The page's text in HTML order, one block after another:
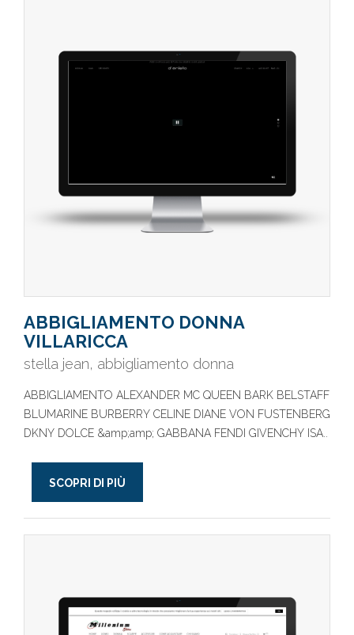
ABBIGLIAMENTO DONNA
VILLARICCA
stella jean, abbigliamento donna
ABBIGLIAMENTO ALEXANDER MC QUEEN BARK BELSTAFF
BLUMARINE BURBERRY CELINE DIANE VON FUSTENBERG
DKNY DOLCE &amp;amp; GABBANA FENDI GIVENCHY ISA..
SCOPRI DI PIÙ